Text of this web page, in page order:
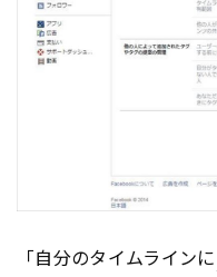
「自分のタイムラインに